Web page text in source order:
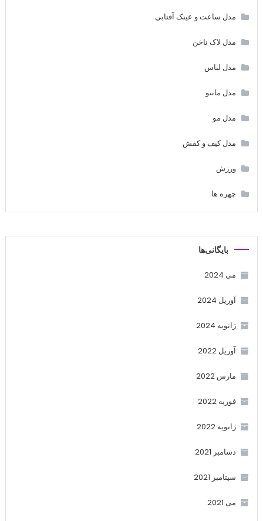
مدل ساعت و عینک آفتابی
مدل لاک ناخن
مدل لباس
مدل مانتو
مدل مو
مدل کیف و کفش
ورزش
چهره ها
بایگانی‌ها
می 2024
آوریل 2024
ژانویه 2024
آوریل 2022
مارس 2022
فوریه 2022
ژانویه 2022
دسامبر 2021
سپتامبر 2021
می 2021